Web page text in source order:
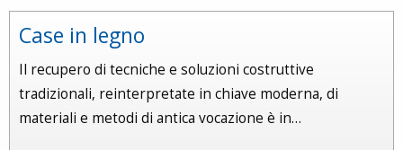
Case in legno
Il recupero di tecniche e soluzioni costruttive
tradizionali, reinterpretate in chiave moderna, di
materiali e metodi di antica vocazione è in…